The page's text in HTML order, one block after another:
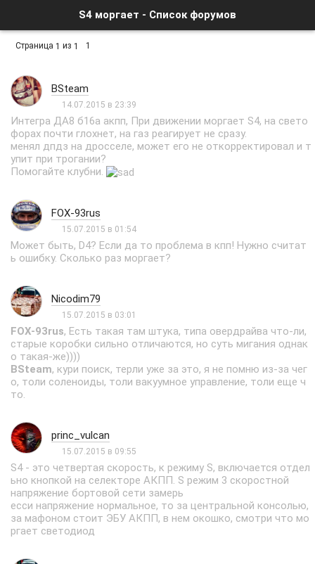
S4 моргает - Список форумов
Страница 1 из 1 1
BSteam
14.07.2015 в 23:39
Интегра ДА8 б16а акпп, При движении моргает S4, на свето
форах почти глохнет, на газ реагирует не сразу.
менял дпдз на дросселе, может его не откорректировал и т
упит при трогании?
Помогайте клубни.
FOX-93rus
15.07.2015 в 01:54
Может быть, D4? Если да то проблема в кпп! Нужно считат
ь ошибку. Сколько раз моргает?
Nicodim79
15.07.2015 в 03:01
FOX-93rus, Есть такая там штука, типа овердрайва что-ли,
старые коробки сильно отличаются, но суть мигания однак
о такая-же))))
BSteam, кури поиск, терли уже за это, я не помню из-за чег
о, толи соленоиды, толи вакуумное управление, толи еще ч
то.
princ_vulcan
15.07.2015 в 09:55
S4 - это четвертая скорость, к режиму S, включается отдел
ьно кнопкой на селекторе АКПП. S режим 3 скоростной
напряжение бортовой сети замерь
есси напряжение нормальное, то за центральной консолью,
за мафоном стоит ЭБУ АКПП, в нем окошко, смотри что мо
ргает светодиод